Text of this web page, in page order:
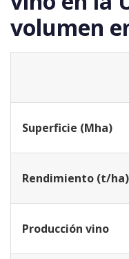
volumen
Superficie (Mha)
Rendimiento (t/ha)
Producción vino